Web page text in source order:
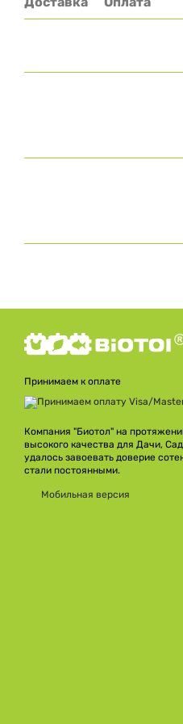
Принимаем к оплате
Компания "Биотол" на
высокого качества для Дачи,
удалось завоевать доверие
стали постоянными.
Мобильная версия